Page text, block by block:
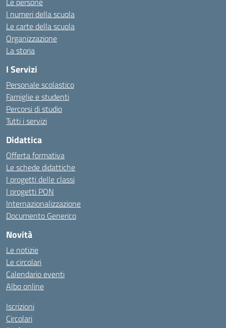
I numeri della scuola
Le carte della scuola
Organizzazione
La storia
I Servizi
Personale scolastico
Famiglie e studenti
Percorsi di studio
Tutti i servizi
Didattica
Offerta formativa
Le schede didattiche
I progetti delle classi
I progetti PON
Internazionalizzazione
Documento Generico
Novità
Le notizie
Le circolari
Calendario eventi
Albo online
Iscrizioni
Circolari